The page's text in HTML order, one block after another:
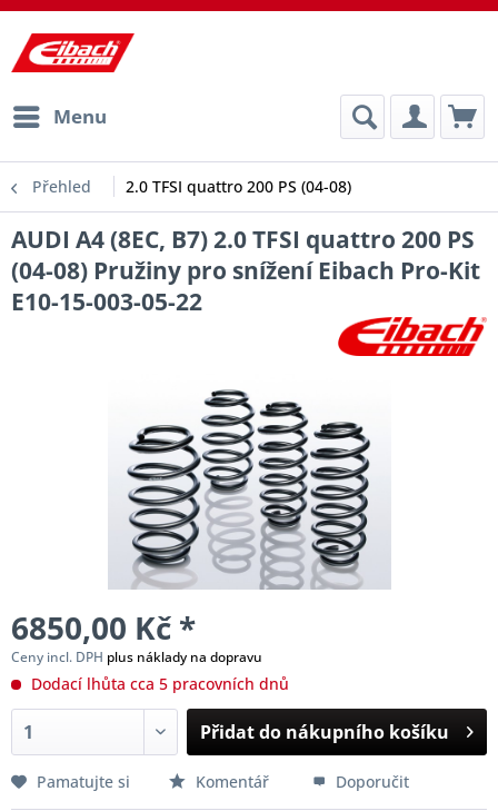
Menu
Přehled 2.0 TFSI quattro 200 PS (04-08)
AUDI A4 (8EC, B7) 2.0 TFSI quattro 200 PS
(04-08) Pružiny pro snížení Eibach Pro-Kit
E10-15-003-05-22
6850,00 Kč *
Ceny incl. DPH plus náklady na dopravu
Dodací lhůta cca 5 pracovních dnů
Přidat do nákupního košíku
Pamatujte si Komentář Doporučit